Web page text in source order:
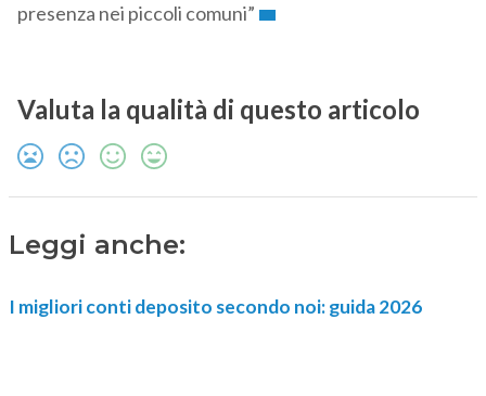
presenza nei piccoli comuni”
Valuta la qualità di questo articolo
Leggi anche:
I migliori conti deposito secondo noi: guida 2026